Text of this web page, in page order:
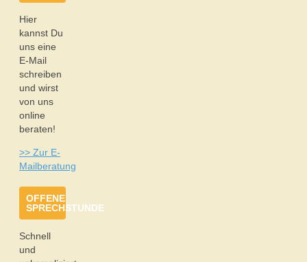
Hier
kannst Du
uns eine
E-Mail
schreiben
und wirst
von uns
online
beraten!
>> Zur E-
Mailberatung
OFFENE
SPRECHSTUNDE
Schnell
und